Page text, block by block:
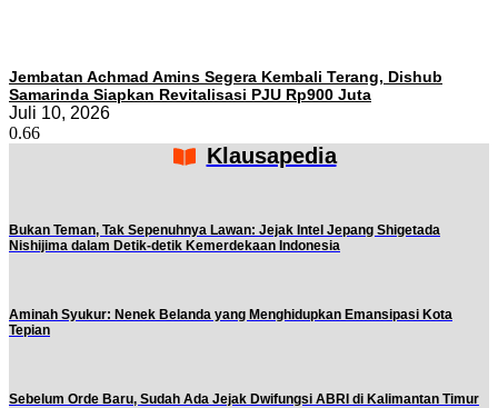
Jembatan Achmad Amins Segera Kembali Terang, Dishub
Samarinda Siapkan Revitalisasi PJU Rp900 Juta
Juli 10, 2026
Klausapedia
Bukan Teman, Tak Sepenuhnya Lawan: Jejak Intel Jepang Shigetada
Nishijima dalam Detik-detik Kemerdekaan Indonesia
Aminah Syukur: Nenek Belanda yang Menghidupkan Emansipasi Kota
Tepian
Sebelum Orde Baru, Sudah Ada Jejak Dwifungsi ABRI di Kalimantan Timur